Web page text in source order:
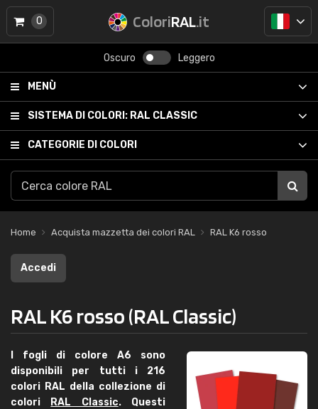
ColoriRAL.it
Oscuro Leggero
MENÙ
SISTEMA DI COLORI: RAL CLASSIC
CATEGORIE DI COLORI
0
Home Acquista mazzetta dei colori RAL RAL K6 rosso
Accedi
RAL K6 rosso (RAL Classic)
I fogli di colore A6 sono
disponibili per tutti i 216
colori RAL della collezione di
colori
RAL Classic. Questi